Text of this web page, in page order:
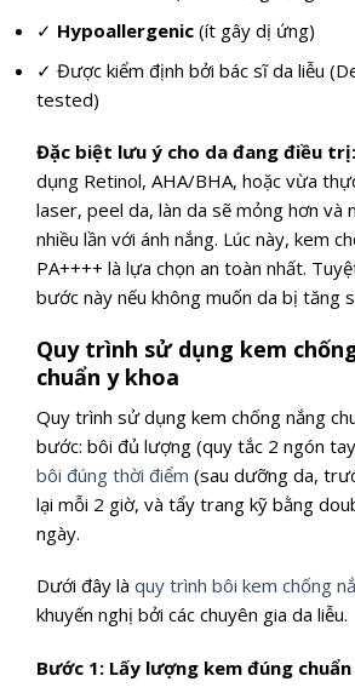
✓ Hypoallergenic (ít gây dị ứng)
✓ Được kiểm định bởi bác sĩ da liễu
tested)
Đặc biệt lưu ý cho da đang điều trị:
dụng Retinol, AHA/BHA, hoặc vừa
laser, peel da, làn da sẽ mỏng hơn và
nhiều lần với ánh nắng. Lúc này, kem
PA++++ là lựa chọn an toàn nhất.
bước này nếu không muốn da bị tăng
Quy trình sử dụng kem
chuẩn y khoa
Quy trình sử dụng kem chống nắng
bước: bôi đủ lượng (quy tắc 2 ngón
bôi đúng thời điểm (sau dưỡng da,
lại mỗi 2 giờ, và tẩy trang kỹ bằng
ngày.
Dưới đây là quy trình bôi kem chống
khuyến nghị bởi các chuyên gia da liễu.
Bước 1: Lấy lượng kem đúng chuẩn